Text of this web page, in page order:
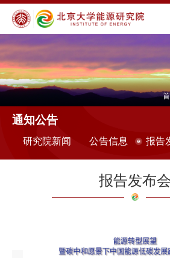
通知公告
研究院新闻 公告信息 报告
报告发布会